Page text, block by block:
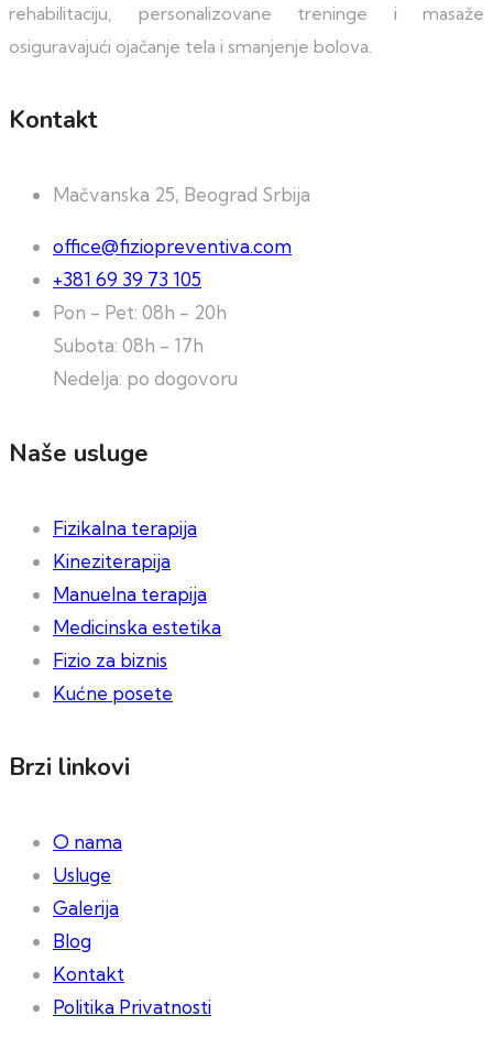
rehabilitaciju, personalizovane treninge i masaže
osiguravajući ojačanje tela i smanjenje bolova.
Kontakt
Mačvanska 25, Beograd Srbija
office@fiziopreventiva.com
+381 69 39 73 105
Pon - Pet: 08h - 20h
Subota: 08h - 17h
Nedelja: po dogovoru
Naše usluge
Fizikalna terapija
Kineziterapija
Manuelna terapija
Medicinska estetika
Fizio za biznis
Kućne posete
Brzi linkovi
O nama
Usluge
Galerija
Blog
Kontakt
Politika Privatnosti